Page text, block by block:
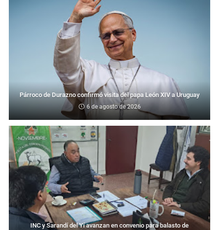
Párroco de Durazno confirmó visita del papa León XIV a Uruguay
6 de agosto de 2026
INC y Sarandí del Yí avanzan en convenio para balasto de